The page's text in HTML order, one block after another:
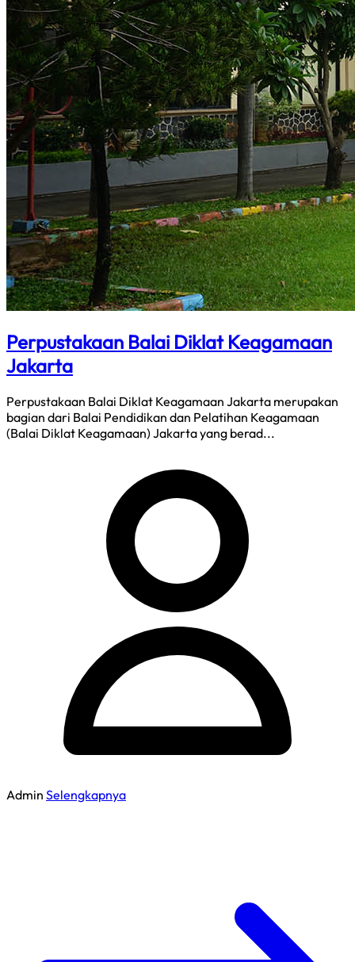
Perpustakaan Balai Diklat Keagamaan
Jakarta
Perpustakaan Balai Diklat Keagamaan Jakarta merupakan
bagian dari Balai Pendidikan dan Pelatihan Keagamaan
(Balai Diklat Keagamaan) Jakarta yang berad...
Admin Selengkapnya